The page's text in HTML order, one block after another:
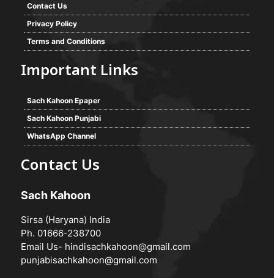
Contact Us
Privacy Policy
Terms and Conditions
Important Links
Sach Kahoon Epaper
Sach Kahoon Punjabi
WhatsApp Channel
Contact Us
Sach Kahoon
Sirsa (Haryana) India
Ph. 01666-238700
Email Us- hindisachkahoon@gmail.com
punjabisachkahoon@gmail.com